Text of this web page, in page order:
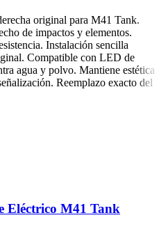
original para M41 Tank.
de impactos y elementos.
Instalación sencilla
Compatible con LED de
agua y polvo. Mantiene estética
Reemplazo exacto del
Eléctrico M41 Tank